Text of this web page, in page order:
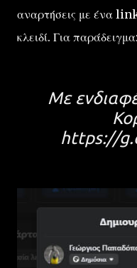
αναρτήσεις με ένα
κλειδί. Για παράδειγμα:
Με
https://